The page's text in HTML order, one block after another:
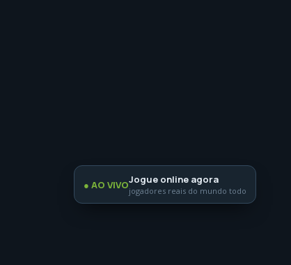
● AO VIVOJogue online agora
jogadores reais do mundo todo